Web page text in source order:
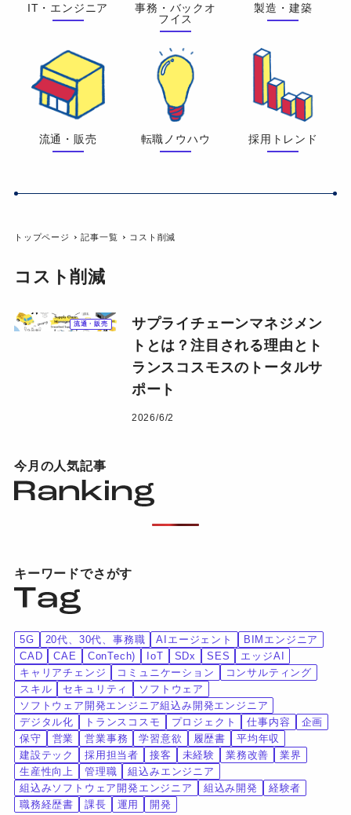
トップページ 記事一覧 コスト削減
IT・エンジニア
事務・バックオ
フイス
製造・建築
流通・販売 転職ノウハウ 採用トレンド
コスト削減
流通・販売
サプライチェーンマネジメン
トとは？注目される理由とト
ランスコスモスのトータルサ
ポート
2026/6/2
今月の人気記事
キーワードでさがす
5G 20代、30代、事務職 AIエージェント
BIMエンジニア
CAD
CAE ConTech) IoT SDx SES
エッジAI
キャリアチェンジ
コミュニケーション
コンサルティング
スキル
セキュリティ
ソフトウェア
ソフトウェア開発エンジニア組込み開発エンジニア
デジタル化
トランスコスモ プロジェクト 仕事内容
企画
保守
営業 営業事務 学習意欲 履歴書
平均年収
建設テック
採用担当者 接客 未経験 業務改善
業界
生産性向上
管理職
組込みエンジニア
組込みソフトウェア開発エンジニア
組込み開発
経験者
職務経歴書
課長 運用 開発